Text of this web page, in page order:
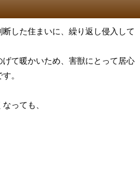
した住まいに、繰り返し侵入して
て暖かいため、害獣にとって居心
。
っても、